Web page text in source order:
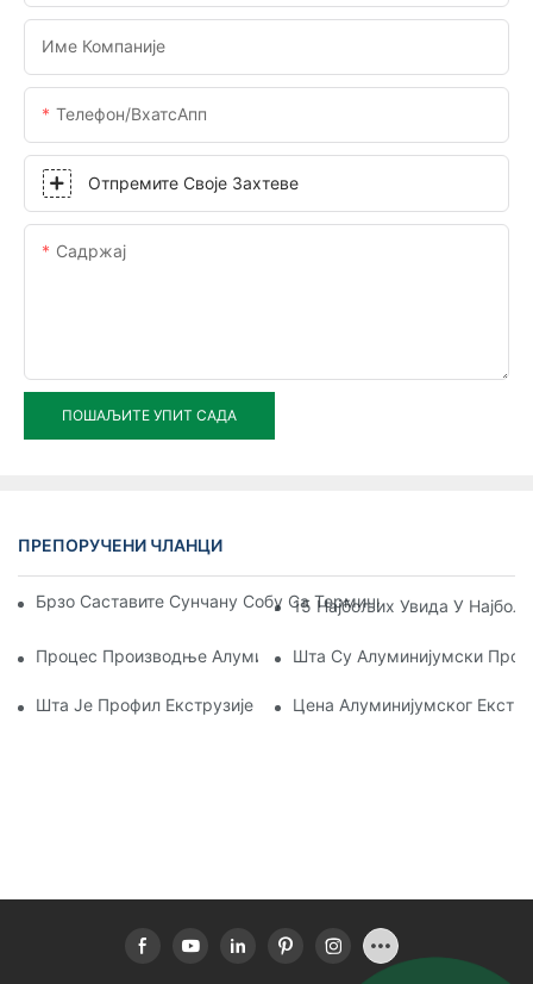
Име Компаније
Телефон/ВхатсАпп
Отпремите Своје Захтеве
Садржај
ПОШАЉИТЕ УПИТ САДА
ПРЕПОРУЧЕНИ ЧЛАНЦИ
Брзо Саставите Сунчану Собу Са Термичким Прекидом Од
15 Најбољих Увида У
Процес Производње Алуминијумског Екструзионог
Шта Су Алуминијумски
Шта Је Профил Екструзије АлуминијумаЦена Алуминијумског